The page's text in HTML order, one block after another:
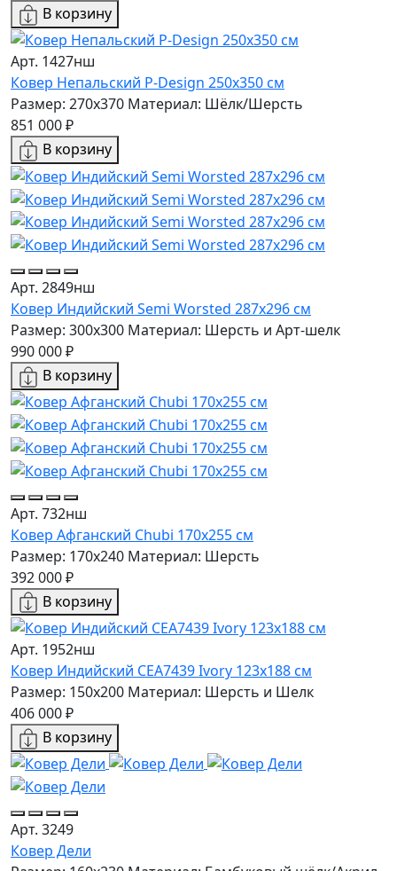
В корзину
Арт. 1427нш
Ковер Непальский P-Design 250x350 см
Размер: 270x370 Материал: Шёлк/Шерсть
851 000 ₽
В корзину
Арт. 2849нш
Ковер Индийский Semi Worsted 287x296 см
Размер: 300x300 Материал: Шерсть и Арт-шелк
990 000 ₽
В корзину
Арт. 732нш
Ковер Афганский Chubi 170x255 см
Размер: 170x240 Материал: Шерсть
392 000 ₽
В корзину
Арт. 1952нш
Ковер Индийский CEA7439 Ivory 123x188 см
Размер: 150x200 Материал: Шерсть и Шелк
406 000 ₽
В корзину
Арт. 3249
Ковер Дели